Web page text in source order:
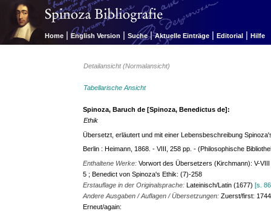
Home | English Version | Suche | Aktuelle Einträge | Editorial | Hilfe
Detailansicht (Normalansicht)
Tabellarische Ansicht
Spinoza, Baruch de [Spinoza, Benedictus de]:
Ethik
Übersetzt, erläutert und mit einer Lebensbeschreibung
Berlin : Heimann, 1868. - VIII, 258 pp. - (Philosophische
Enthaltene Werke:Vorwort des Übersetzers (Kirchmann): V-
5 ; Benedict von Spinoza's Ethik: (7)-258
Erstauflage in der Originalsprache:Lateinisch/Latin (1677)[s.
Andere Ausgaben / Auflagen / Übersetzungen:Zuerst/first:
Erneut/again: